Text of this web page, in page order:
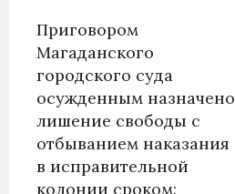
Приговором
Магаданского
городского суда
осужденным назначено
лишение свободы с
отбыванием наказания
в исправительной
колонии сроком: